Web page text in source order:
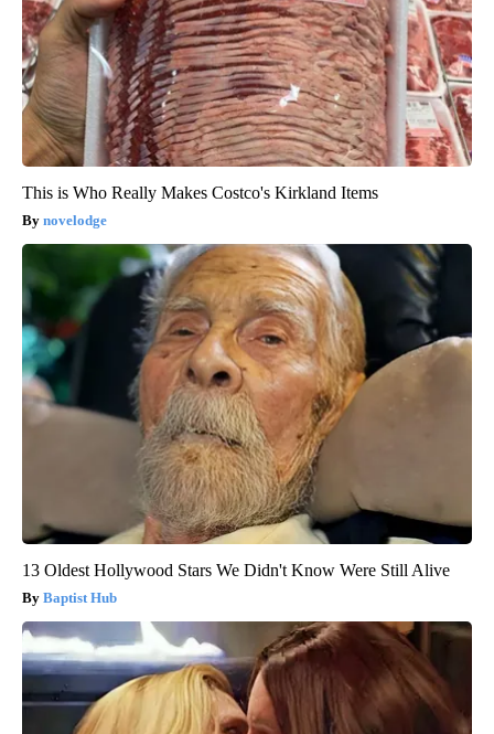
This is Who Really Makes Costco's Kirkland Items
novelodge
13 Oldest Hollywood Stars We Didn't Know Were Still Alive
Baptist Hub